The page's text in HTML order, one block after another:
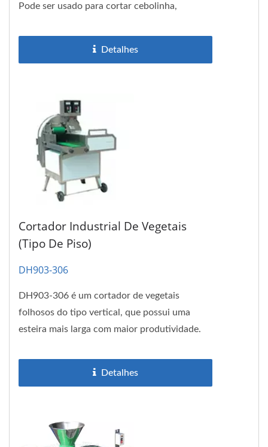
Pode ser usado para cortar cebolinha,
Detalhes
Cortador Industrial De Vegetais
(Tipo De Piso)
DH903-306
DH903-306 é um cortador de vegetais
folhosos do tipo vertical, que possui uma
esteira mais larga com maior produtividade.
Detalhes